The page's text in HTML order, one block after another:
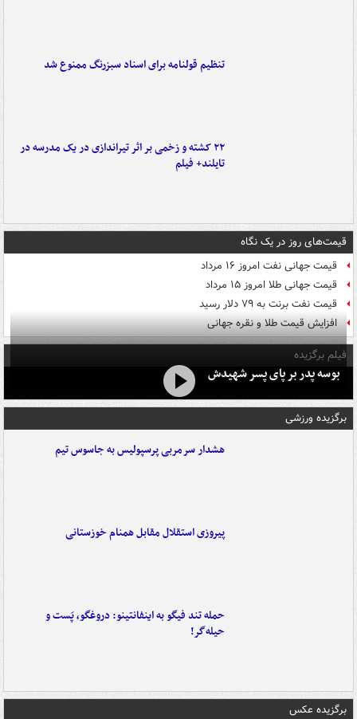
تنظیم قولنامه برای اسناد سبزرنگ ممنوع شد
۲۲ کشته و زخمی بر اثر تیراندازی در یک مدرسه در
تایلند+ فیلم
قیمت‌های روز در یک نگاه
قیمت جهانی نفت امروز ۱۶ مرداد
قیمت جهانی طلا امروز ۱۵ مرداد
قیمت نفت برنت به ۷۹ دلار رسید
افزایش قیمت طلا و نقره جهانی
فیلم برگزیده
بوسه‌ پدر بر پای پسر شهیدش
برگزیده ورزشی
هشدار سرمربی پرسپولیس به جاسوس تیم
پیروزی استقلال مقابل همنام خوزستانی
حمله تند فیگو به اینفانتینو: دروغگو، پَست‌ و
حیله‌گر!
برگزیده عکس